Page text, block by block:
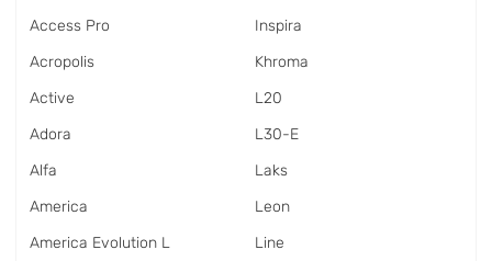
Access Pro
Acropolis
Active
Adora
Alfa
America
America Evolution L
Inspira
Khroma
L20
L30-E
Laks
Leon
Line